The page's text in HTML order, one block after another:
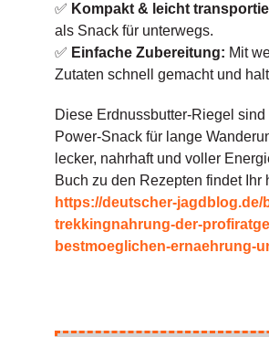
✅ Kompakt & leicht
als Snack für unterwegs.
✅ Einfache Zubereitung: Mit
Zutaten schnell gemacht und
Diese Erdnussbutter-Riegel sind
Power-Snack für lange
lecker, nahrhaft und voller
Buch zu den Rezepten findet Ihr
https://deutscher-jagdblog.de/
trekkingnahrung-der-
bestmoeglichen-ernaehrung-